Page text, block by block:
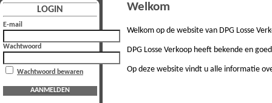
LOGIN
E-mail
Wachtwoord
Wachtwoord bewaren
AANMELDEN
Welkom
Welkom op de website van DPG Losse
DPG Losse Verkoop heeft bekende en
Op deze website vindt u alle informatie